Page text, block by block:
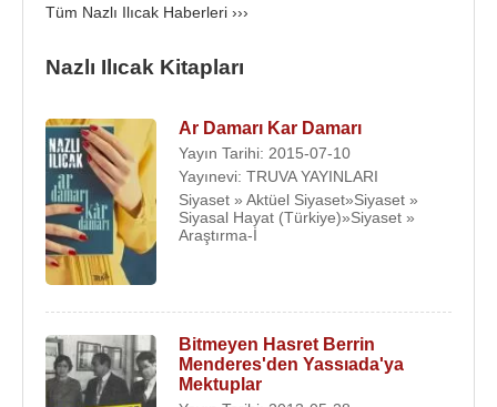
Sabah gazetesinde yazmaktaydı. Ancak 17 Aralık
2013 tarihinde yapılan rüşvet ve yolsuzluk
karışan bakanların istifa etmesi gerektiğini
savununca Gazete yönetimiyle fikir ayrılığına
düşmüş ve 18 Aralık 2013 tarihinde işten
kovulmuştur.
Nazlı Ilıcak evlilikleri:
Kemal Ilıcak beyin kanamasından öldü.Mehmet Ali
Ilıcak(d.1970) adında oğlu ve Aslı (d.1972) adında
Tüm Nazlı Ilıcak Haberleri ›››
Nazlı Ilıcak Kitapları
Ar Damarı Kar Damarı
Yayın Tarihi: 2015-07-10
Yayınevi: TRUVA YAYINLARI
Siyaset » Aktüel Siyaset»Siyaset »
Siyasal Hayat (Türkiye)»Siyaset »
Araştırma-İ
Bitmeyen Hasret Berrin
Menderes'den Yassıada'ya
Mektuplar